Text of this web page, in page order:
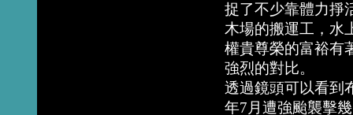
捉了不少靠體力掙
木場的搬運工，水
權貴尊榮的富裕有
強烈的對比。
透過鏡頭可以看到
年7月遭強颱襲擊